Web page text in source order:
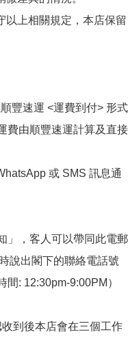
以上相關規定，本店保留
豐速運 <運費到付> 形式
費由順豐速運計算及直接
或 SMS 訊息通
」，客人可以帶同此電郵
說出閣下的聯絡電話號
: 12:30pm-9:00PM）
到後本店會在三個工作